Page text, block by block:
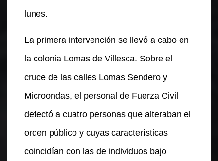
lunes.
La primera intervención se llevó a cabo en
la colonia Lomas de Villesca. Sobre el
cruce de las calles Lomas Sendero y
Microondas, el personal de Fuerza Civil
detectó a cuatro personas que alteraban el
orden público y cuyas características
coincidían con las de individuos bajo